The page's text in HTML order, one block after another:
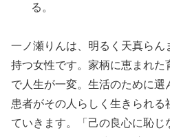
る。
一ノ瀬りんは、明るく天真らん
持つ女性です。家柄に恵まれ
で人生が一変。生活のために選
患者がその人らしく生きられる
ていきます。「己の良心に恥